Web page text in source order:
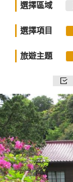
選擇區域
選擇項目
旅遊主題